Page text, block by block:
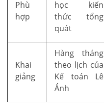
Phù
hợp
học kiến
thức tổng
quát
Khai
giảng
Hàng tháng
theo lịch của
Kế toán Lê
Ánh